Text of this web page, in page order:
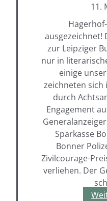
11.
ausgezeichnet!
zur Leipziger
nur in
einige
zeichneten sich
durch
Engagement
Sparkasse
Bonner
Zivilcourage-
verliehen. Der